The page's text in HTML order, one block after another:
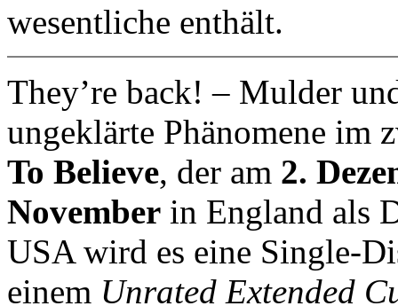
wesentliche enthält.
They’re back! – Mulder
ungeklärte Phänomene im
To Believe, der am 2.
November in England als
USA wird es eine Single-
einem Unrated Extended